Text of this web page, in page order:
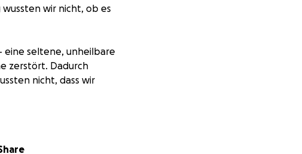
wir nicht, ob es
eine seltene, unheilbare
zerstört. Dadurch
nicht, dass wir